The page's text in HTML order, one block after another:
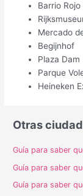
Barrio Rojo
Mercado
Begijnhof
Plaza Dam
Parque
Heineken
Otras
Guía para saber
Guía para saber
Guía para saber